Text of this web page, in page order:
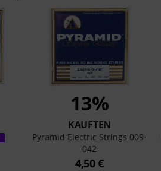
13%
KAUFTEN
Pyramid Electric Strings 009-
042
4,50 €